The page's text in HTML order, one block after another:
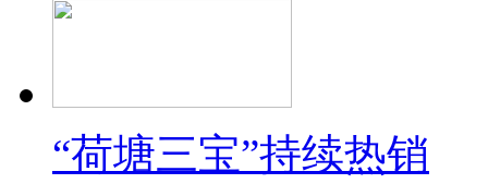
“荷塘三宝”持续热销